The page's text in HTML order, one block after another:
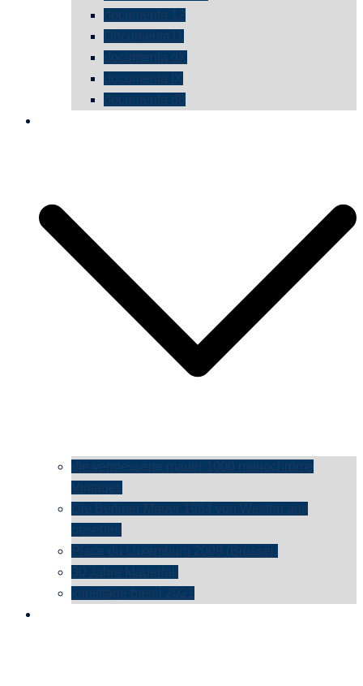
documenta 12
Documenta11
documenta dX
documenta IX
documenta d8
die vermessene mauer 1000 monochrome
Vintages
Die Berliner Mauer 1984 von Westen aus
gesehen
Place du Luxemburg 2009 (Brüssel)
30 Jahre Mauerfall
kunsttage basel 2021